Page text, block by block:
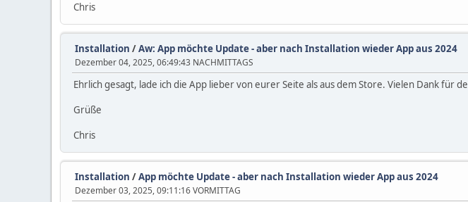
Chris
Installation /Aw: App möchte Update - aber nach Installation wieder App aus 2024
Dezember 04, 2025, 06:49:43 NACHMITTAGS
Ehrlich gesagt, lade ich die App lieber von eurer Seite als aus dem Store. Vielen Dank für
Grüße
Chris
Installation /App möchte Update - aber nach Installation wieder App aus 2024
Dezember 03, 2025, 09:11:16 VORMITTAG